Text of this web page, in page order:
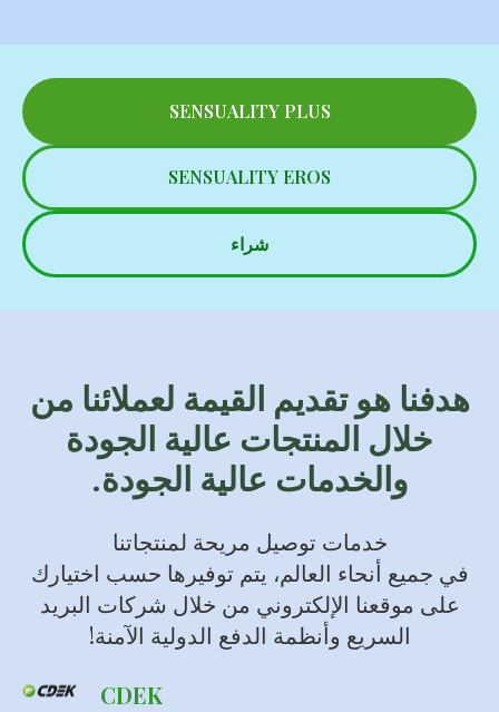
SENSUALITY PLUS
SENSUALITY EROS
شراء
هدفنا هو تقديم القيمة لعملائنا من
خلال المنتجات عالية الجودة
والخدمات عالية الجودة.
خدمات توصيل مريحة لمنتجاتنا
في جميع أنحاء العالم، يتم توفيرها حسب اختيارك
على موقعنا الإلكتروني من خلال شركات البريد
السريع وأنظمة الدفع الدولية الآمنة!
CDEK